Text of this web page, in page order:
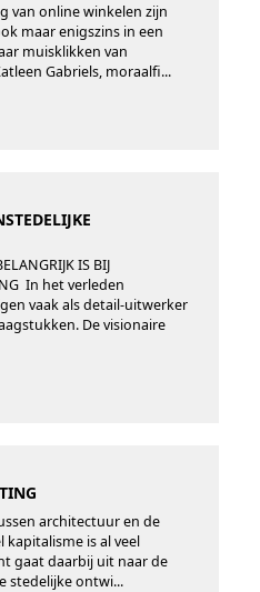
van online winkelen zijn
maar enigszins in een
muisklikken van
Gabriels, moraalfi...
IS BIJ
In het verleden
vaak als detail-uitwerker
De visionaire
architectuur en de
is al veel
gaat daarbij uit naar de
stedelijke ontwi...